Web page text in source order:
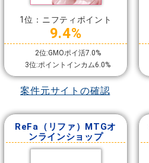
1位：ニフティポイント
9.4%
2位:GMOポイ活7.0%
3位:ポイントインカム6.0%
案件元サイトの確認
ReFa（リファ）MTGオ
ンラインショップ